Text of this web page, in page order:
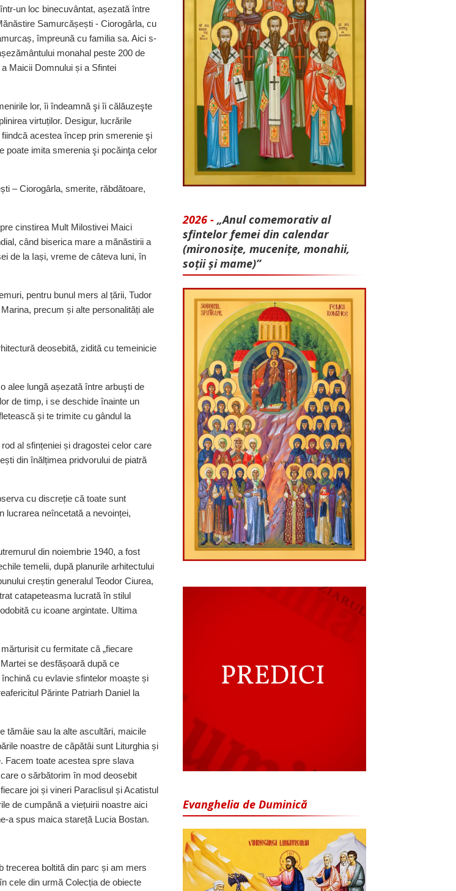
un loc binecuvântat, așezată între
Samurcășești - Ciorogârla, cu
împreună cu familia sa. Aici s-
monahal peste 200 de
Maicii Domnului și a Sfintei
lor, îi îndeamnă şi îi călăuzeşte
virtuților. Desigur, lucrările
acestea încep prin smerenie şi
poate imita smerenia şi pocăinţa celor
– Ciorogârla, smerite, răbdătoare,
cinstirea Mult Milostivei Maici
când biserica mare a mănăstirii a
de la Iași, vreme de câteva luni, în
pentru bunul mers al țării, Tudor
precum și alte personalități ale
deosebită, zidită cu temeinicie
alee lungă așezată ­între arbuşti de
de timp, i se deschide înainte un
și te trimite cu gândul la
al sfințeniei și dragostei celor care
din înălțimea pridvorului de piatră
cu discreție că toate sunt
lucrarea neîncetată a nevoinței,
din noiembrie 1940, a fost
temelii, după planurile arhitectului
creștin generalul Teodor Ciurea,
catapeteasma lucrată în stilul
cu icoane argintate. Ultima
cu fermitate că „fiecare
se desfășoară după ce
cu evlavie sfintelor moaște și
Părinte Patriarh Daniel la
tămâie sau la alte ascultări, maicile
noastre de căpătâi sunt Liturghia și
Facem toate acestea spre slava
o sărbătorim în mod deosebit
joi și vineri Paraclisul și Acatistul
de cumpănă a viețuirii noastre aici
a spus maica stareță Lucia Bostan.
trecerea boltită din parc și am mers
cele din urmă Colecția de obiecte
2026 - „Anul comemorativ al
sfintelor femei din calendar
(mironosițe, mu­cenițe, monahii,
soții și mame)”
Evanghelia de Duminică